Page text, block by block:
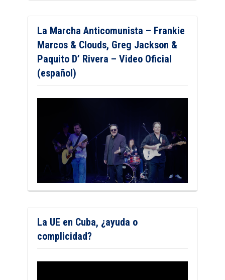
La Marcha Anticomunista – Frankie
Marcos & Clouds, Greg Jackson &
Paquito D’ Rivera – Video Oficial
(español)
La UE en Cuba, ¿ayuda o
complicidad?